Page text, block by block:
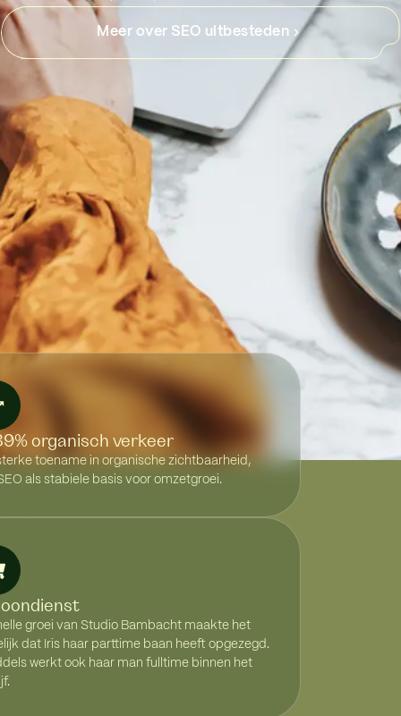
Meer over SEO uitbesteden
organisch verkeer
toename in organische zichtbaarheid,
als stabiele basis voor omzetgroei.
groei van Studio Bambacht maakte het
dat Iris haar parttime baan heeft opgezegd.
werkt ook haar man fulltime binnen het